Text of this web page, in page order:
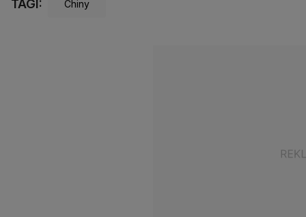
TAGI: Chiny